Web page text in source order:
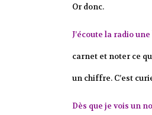
Or donc.
J’écoute la radio
carnet et noter ce
un chiffre. C’est
Dès que je vois un